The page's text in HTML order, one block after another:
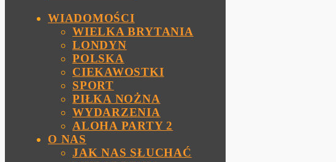
WIADOMOŚCI
WIELKA BRYTANIA
LONDYN
POLSKA
CIEKAWOSTKI
SPORT
PIŁKA NOŻNA
WYDARZENIA
ALOHA PARTY 2
O NAS
JAK NAS SŁUCHAĆ